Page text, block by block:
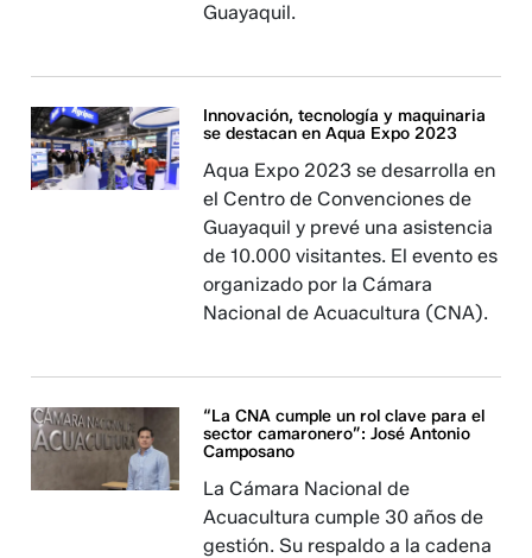
Guayaquil.
Innovación, tecnología y maquinaria
se destacan en Aqua Expo 2023
Aqua Expo 2023 se desarrolla en
el Centro de Convenciones de
Guayaquil y prevé una asistencia
de 10.000 visitantes. El evento es
organizado por la Cámara
Nacional de Acuacultura (CNA).
“La CNA cumple un rol clave para el
sector camaronero”: José Antonio
Camposano
La Cámara Nacional de
Acuacultura cumple 30 años de
gestión. Su respaldo a la cadena